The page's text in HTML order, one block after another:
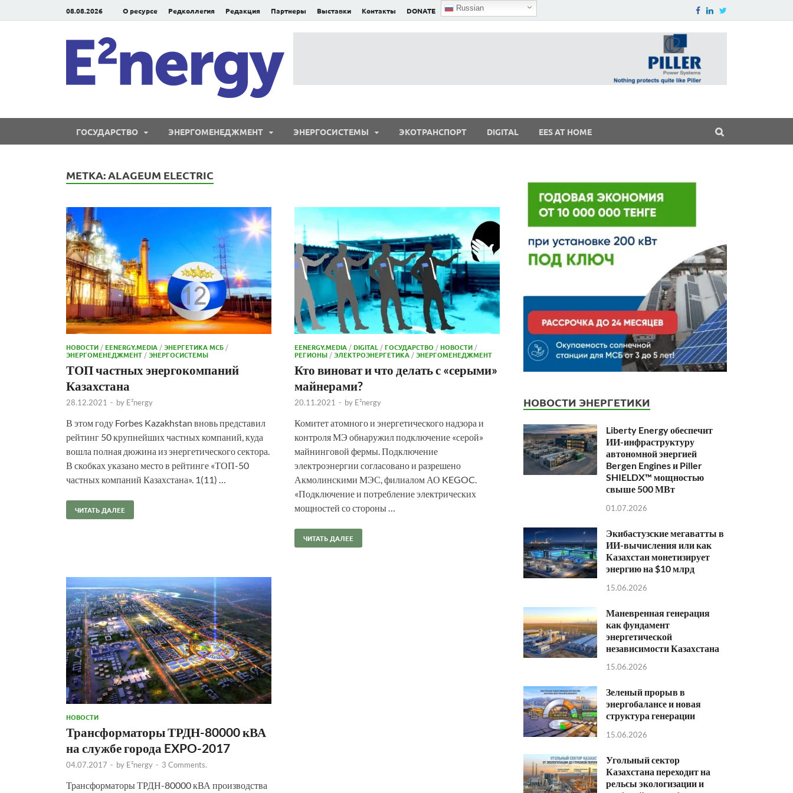
08.08.2026 О ресурсе Редколлегия Редакция Партнеры Выставки Контакты DONATE Russian
ГОСУДАРСТВО ЭНЕРГОМЕНЕДЖМЕНТ ЭНЕРГОСИСТЕМЫ ЭКОТРАНСПОРТ DIGITAL EES AT HOME
МЕТКА:ALAGEUM ELECTRIC
НОВОСТИ /EENERGY.MEDIA /ЭНЕРГЕТИКА МСБ /
ЭНЕРГОМЕНЕДЖМЕНТ /ЭНЕРГОСИСТЕМЫ
ТОП частных энергокомпаний
Казахстана
28.12.2021 - by E²nergy
В этом году Forbes Kazakhstan вновь представил
рейтинг 50 крупнейших частных компаний, куда
вошла полная дюжина из энергетического сектора.
В скобках указано место в рейтинге «ТОП-50
частных компаний Казахстана». 1(11) …
ЧИТАТЬ ДАЛЕЕ
EENERGY.MEDIA /DIGITAL /ГОСУДАРСТВО /НОВОСТИ /
РЕГИОНЫ /ЭЛЕКТРОЭНЕРГЕТИКА /ЭНЕРГОМЕНЕДЖМЕНТ
Кто виноват и что делать с «серыми»
майнерами?
20.11.2021 - by E²nergy
Комитет атомного и энергетического надзора и
контроля МЭ обнаружил подключение «серой»
майнинговой фермы. Подключение
электроэнергии согласовано и разрешено
Акмолинскими МЭС, филиалом АО KEGOC.
«Подключение и потребление электрических
мощностей со стороны …
ЧИТАТЬ ДАЛЕЕ
НОВОСТИ
Трансформаторы ТРДН-80000 кВА
на службе города EXPO-2017
04.07.2017 - by E²nergy - 3 Comments.
Трансформаторы ТРДН-80000 кВА производства
НОВОСТИ ЭНЕРГЕТИКИ
Liberty Energy обеспечит
ИИ-инфраструктуру
автономной энергией
Bergen Engines и Piller
SHIELDX™ мощностью
свыше 500 МВт
01.07.2026
Экибастузские мегаватты в
ИИ-вычисления или как
Казахстан монетизирует
энергию на $10 млрд
15.06.2026
Маневренная генерация
как фундамент
энергетической
независимости Казахстана
15.06.2026
Зеленый прорыв в
энергобалансе и новая
структура генерации
15.06.2026
Угольный сектор
Казахстана переходит на
рельсы экологизации и